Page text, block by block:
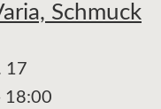
Schmuck
17
18:00